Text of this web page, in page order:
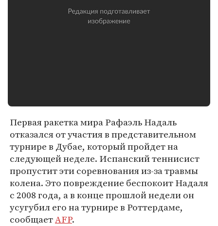
Первая ракетка мира Рафаэль Надаль
отказался от участия в представительном
турнире в Дубае, который пройдет на
следующей неделе. Испанский теннисист
пропустит эти соревнования из-за травмы
колена. Это повреждение беспокоит Надаля
с 2008 года, а в конце прошлой недели он
усугубил его на турнире в Роттердаме,
сообщаетAFP.